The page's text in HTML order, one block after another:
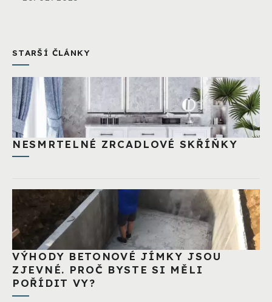
STARŠÍ ČLÁNKY
NESMRTELNÉ ZRCADLOVÉ SKŘÍŇKY
VÝHODY BETONOVÉ JÍMKY JSOU
ZJEVNÉ. PROČ BYSTE SI MĚLI
POŘÍDIT VY?